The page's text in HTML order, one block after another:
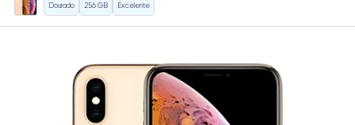
Dourado 256 GB Excelente